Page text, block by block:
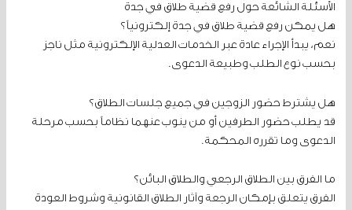
الأسئلة الشائعة حول رفع قضية طلاق في جدة
هل يمكن رفع قضية طلاق في جدة إلكترونياً؟
نعم، يبدأ الإجراء عادة عبر الخدمات العدلية الإلكترونية مثل ناجز
بحسب نوع الطلب وطبيعة الدعوى.
هل يشترط حضور الزوجين في جميع جلسات الطلاق؟
قد يطلب حضور الطرفين أو من ينوب عنهما نظاماً بحسب مرحلة
الدعوى وما تقرره المحكمة.
ما الفرق بين الطلاق الرجعي والطلاق البائن؟
الفرق يتعلق بإمكان الرجعة وآثار الطلاق القانونية وشروط العودة